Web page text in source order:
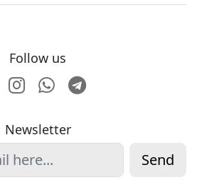
Follow us
Instagram
Whatsapp
Telegram
Newsletter
Send